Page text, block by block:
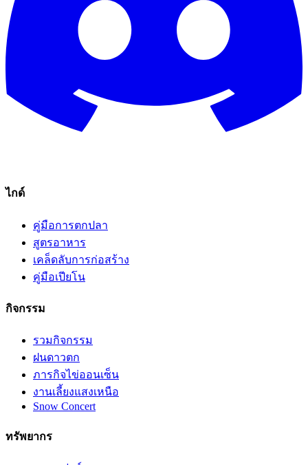
ไกด์
คู่มือการตกปลา
สูตรอาหาร
เคล็ดลับการก่อสร้าง
คู่มือเปียโน
กิจกรรม
รวมกิจกรรม
ฝนดาวตก
ภารกิจไข่ออนเซ็น
งานเลี้ยงแสงเหนือ
Snow Concert
ทรัพยากร